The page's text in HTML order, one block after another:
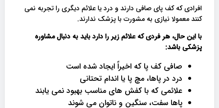
افرادی که کف پای صافی دارند و درد یا علائم دیگری را تجربه نمی
کنند معمولا نیازی به مشورت با پزشک ندارند.
با این حال، هر فردی که علائم زیر را دارد باید به دنبال مشاوره
پزشکی باشد:
صافی کف پا که اخیراً ایجاد شده است
درد در پاها، مچ پا یا اندام تحتانی
علائمی که با کفش های مناسب بهبود نمی یابند
پاها سفت، سنگین و ناتوان می شوند